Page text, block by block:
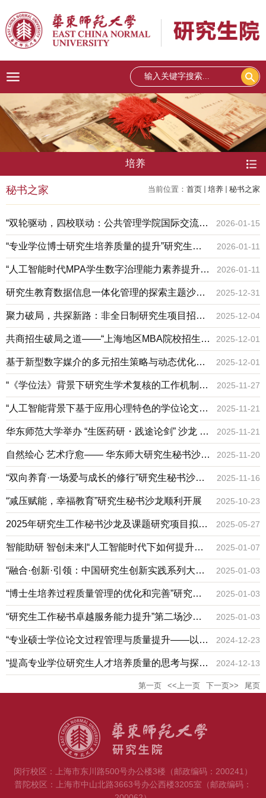
培养
当前位置： 首页 培养 秘书之家
秘书之家
“双轮驱动，四校联动：公共管理学院国际交流项
目的创新实践与效能提升——以美国雪城大学访
学为例”研究生工作秘书主题沙龙圆满举办
2026-01-15
“专业学位博士研究生培养质量的提升”研究生工
作秘书沙龙活动顺利举办
2026-01-11
“人工智能时代MPA学生数字治理能力素养提升研
究——以MPA现场教学为例”研究生工作秘书主题
沙龙成功举办
2026-01-11
研究生教育数据信息一体化管理的探索主题沙龙
顺利举办
2025-12-31
聚力破局，共探新路：非全日制研究生项目招生
宣传工作创新探索沙龙成功举办
2025-12-04
共商招生破局之道——“上海地区MBA院校招生
困境破局策略研讨沙龙”顺利举办
2025-12-01
基于新型数字媒介的多元招生策略与动态优化路
径主题沙龙顺利举办
2025-12-01
“《学位法》背景下研究生学术复核的工作机制优
化研讨”研究生工作秘书沙龙活动成功举办
2025-11-27
“人工智能背景下基于应用心理特色的学位论文质
量保障体系构建与实践研讨”顺利举办
2025-11-21
华东师范大学举办 “生医药研・践途论剑” 沙龙 聚
焦专业学位研究生实习实践
2025-11-21
自然绘心 艺术疗愈—— 华东师大研究生秘书沙
龙顺利举办
2025-11-20
“双向养育·一场爱与成长的修行”研究生秘书沙龙
活动顺利举办
2025-11-16
“减压赋能，幸福教育”研究生秘书沙龙顺利开展 2025-10-23
2025年研究生工作秘书沙龙及课题研究项目拟立
项项目公示
2025-05-27
智能助研 智创未来|“人工智能时代下如何提升研
究生秘书快速成长沙龙”活动顺利举办
2025-01-07
“融合·创新·引领：中国研究生创新实践系列大赛
促进专业学位研究生特色培养路径探析”研究生工
作秘书主题沙龙成功举办
2025-01-03
“博士生培养过程质量管理的优化和完善”研究生
秘书沙龙顺利举办
2025-01-03
“研究生工作秘书卓越服务能力提升”第二场沙龙
活动顺利举办
2025-01-03
“专业硕士学位论文过程管理与质量提升——以工
商管理硕士为例”沙龙顺利举办
2024-12-23
“提高专业学位研究生人才培养质量的思考与探 2024-12-13
第一页 <<上一页 下一页>> 尾页
闵行校区：上海市东川路500号办公楼3楼（邮政编码：200241）
普陀校区：上海市中山北路3663号办公西楼3205室（邮政编码：